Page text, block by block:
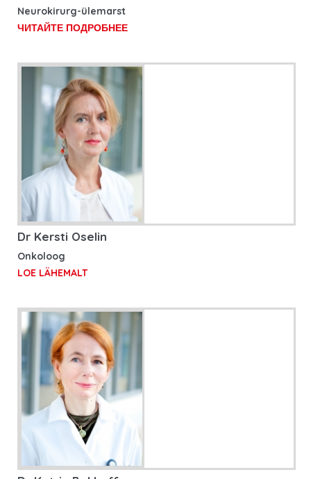
Neurokirurg-ülemarst
ЧИТАЙТЕ ПОДРОБНЕЕ
Dr Kersti Oselin
Onkoloog
LOE LÄHEMALT